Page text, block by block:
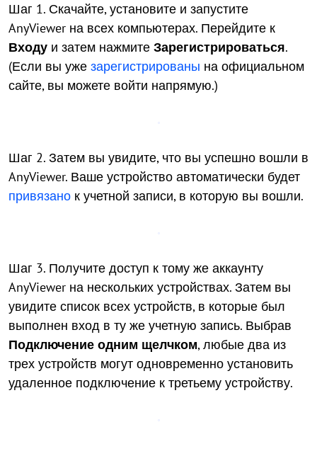
Шаг 1. Скачайте, установите и запустите
AnyViewer на всех компьютерах. Перейдите к
Входу и затем нажмите Зарегистрироваться.
(Если вы уже зарегистрированы на официальном
сайте, вы можете войти напрямую.)
Шаг 2. Затем вы увидите, что вы успешно вошли в
AnyViewer. Ваше устройство автоматически будет
привязано к учетной записи, в которую вы вошли.
Шаг 3. Получите доступ к тому же аккаунту
AnyViewer на нескольких устройствах. Затем вы
увидите список всех устройств, в которые был
выполнен вход в ту же учетную запись. Выбрав
Подключение одним щелчком, любые два из
трех устройств могут одновременно установить
удаленное подключение к третьему устройству.